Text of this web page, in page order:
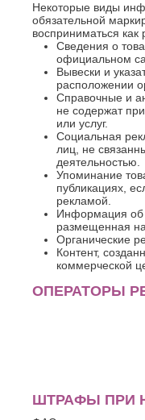
Некоторые виды
обязательной
восприниматься
Сведения о
официальном
Вывески и
расположении
Справочные и
не содержат
или услуг.
Социальная
лиц, не
деятельностью.
Упоминание
публикациях,
рекламой.
Информация об
размещенная
Органические
Контент,
коммерческой
ОПЕРАТОРЫ
ШТРАФЫ ПРИ